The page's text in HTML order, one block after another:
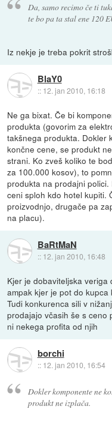
Da, samo recimo če ti
te bo pa ta stal ene 120
Iz nekje je treba pokrit
BlaY0
:: 12. jan 2010, 16:18
Ne ga bixat. Če bi
produkta (govorim za
takšnega produkta. Dokler
končne cene, se produkt
strani. Ko zveš koliko te
za 100.000 kosov), to
produkta na prodajni
ceni sploh kdo hotel kupiti.
proizvodnjo, drugače pa
na placu).
BaRtMaN
:: 12. jan 2010, 16:48
Kjer je dobaviteljska
ampak kjer je pot do
Tudi konkurenca sili v
prodajajo včasih še s ceno
ni nekega profita od njih
borchi
:: 12. jan 2010, 16:54
Dokler komponente ne
produkt ne izplača.